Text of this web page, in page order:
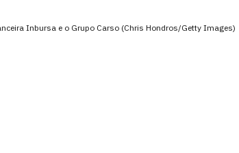
Inbursa e o Grupo Carso (Chris Hondros/Getty Images)